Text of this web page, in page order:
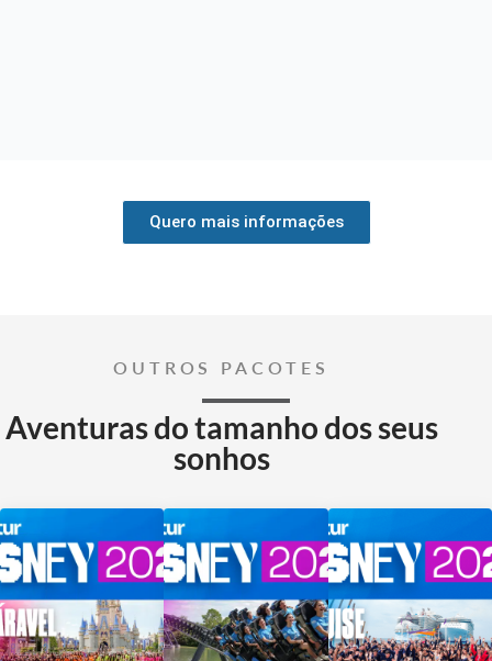
Quero mais informações
OUTROS PACOTES
Aventuras do tamanho dos seus
sonhos